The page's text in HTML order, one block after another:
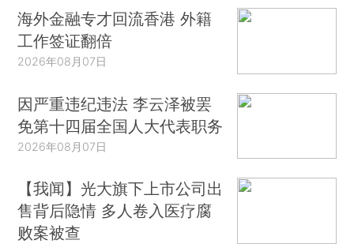
海外金融专才回流香港 外籍
工作签证翻倍
2026年08月07日
因严重违纪违法 李云泽被罢
免第十四届全国人大代表职务
2026年08月07日
【我闻】光大旗下上市公司出
售背后隐情 多人卷入医疗腐
败案被查